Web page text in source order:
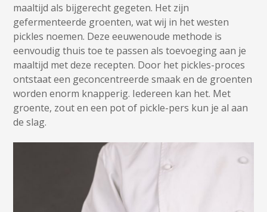
maaltijd als bijgerecht gegeten. Het zijn
gefermenteerde groenten, wat wij in het westen
pickles noemen. Deze eeuwenoude methode is
eenvoudig thuis toe te passen als toevoeging aan je
maaltijd met deze recepten. Door het pickles-proces
ontstaat een geconcentreerde smaak en de groenten
worden enorm knapperig. Iedereen kan het. Met
groente, zout en een pot of pickle-pers kun je al aan
de slag.